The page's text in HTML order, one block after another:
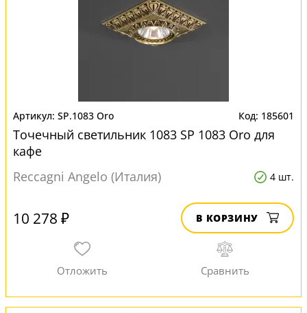
SP.1083 Oro 185601
Точечный светильник 1083 SP 1083 Oro для
кафе
Reccagni Angelo (Италия)
4 шт.
10 278 ₽ В КОРЗИНУ